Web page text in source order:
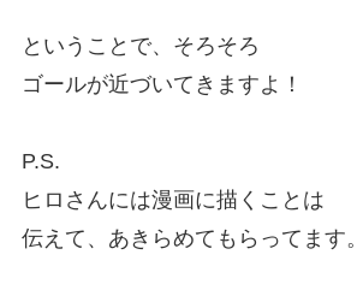
ということで、そろそろ
ゴールが近づいてきますよ！
P.S.
ヒロさんには漫画に描くことは
伝えて、あきらめてもらってます。